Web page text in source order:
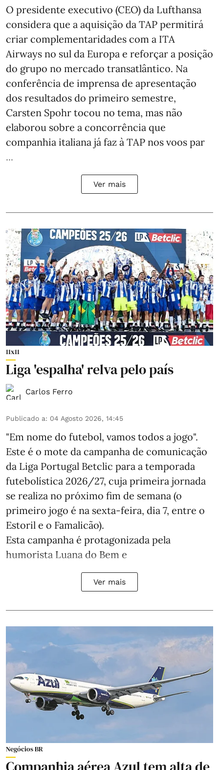
O presidente executivo (CEO) da Lufthansa
considera que a aquisição da TAP permitirá
criar complementaridades com a ITA
Airways no sul da Europa e reforçar a posição
do grupo no mercado transatlântico. Na
conferência de imprensa de apresentação
dos resultados do primeiro semestre,
Carsten Spohr tocou no tema, mas não
elaborou sobre a concorrência que
companhia italiana já faz à TAP nos voos par
...
Ver mais
11x11
Liga 'espalha' relva pelo país
Carlos Ferro
Publicado a: 04 Agosto 2026, 14:45
"Em nome do futebol, vamos todos a jogo".
Este é o mote da campanha de comunicação
da Liga Portugal Betclic para a temporada
futebolística 2026/27, cuja primeira jornada
se realiza no próximo fim de semana (o
primeiro jogo é na sexta-feira, dia 7, entre o
Estoril e o Famalicão).
Esta campanha é protagonizada pela
humorista Luana do Bem e
Ver mais
Negócios BR